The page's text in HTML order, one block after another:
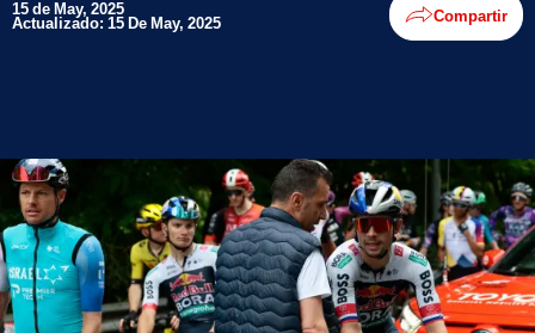
15 de May, 2025
Actualizado: 15 De May, 2025 Compartir